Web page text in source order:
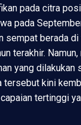
pada citra
pada
sempat berada
terakhir.
yang dilakukan
tersebut kini
tertinggi